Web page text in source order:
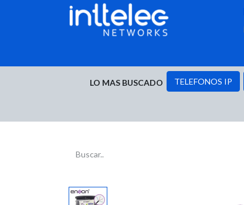
LO MAS BUSCADO TELEFONOS IP